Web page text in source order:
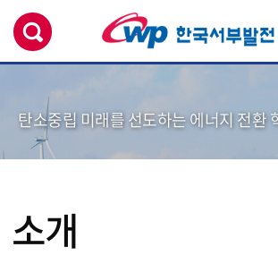
탄소중립 미래를 선도하는 에너지 전환
소개